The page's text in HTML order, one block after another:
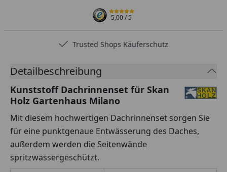
5,00/ 5
Trusted Shops Käuferschutz
Detailbeschreibung
Kunststoff Dachrinnenset für Skan
Holz Gartenhaus Milano
Mit diesem hochwertigen Dachrinnenset sorgen Sie
für eine punktgenaue Entwässerung des Daches,
außerdem werden die Seitenwände
spritzwassergeschützt.